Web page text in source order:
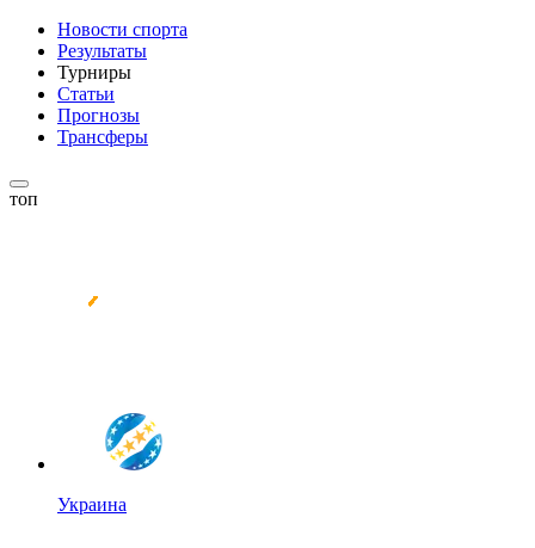
Новости спорта
Результаты
Турниры
Статьи
Прогнозы
Трансферы
топ
Украина